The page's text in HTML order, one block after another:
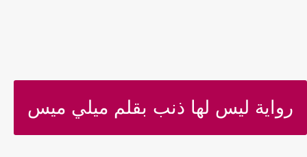
رواية ليس لها ذنب بقلم ميلي ميس